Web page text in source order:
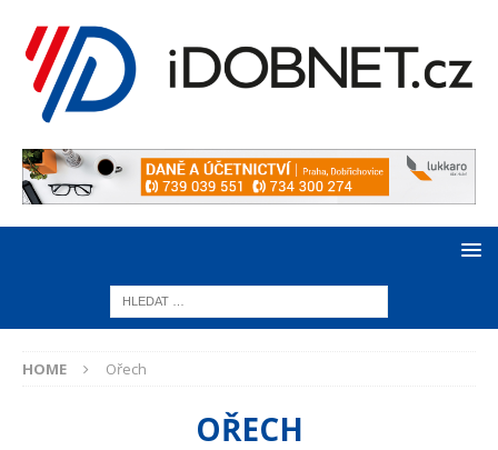
HOME Ořech
OŘECH